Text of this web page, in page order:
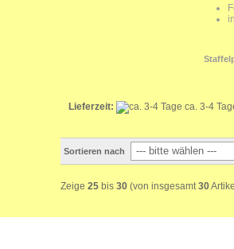
Lieferzeit: ca. 3-4
Sortieren nach
Zeige 25 bis 30 (von insgesamt 30